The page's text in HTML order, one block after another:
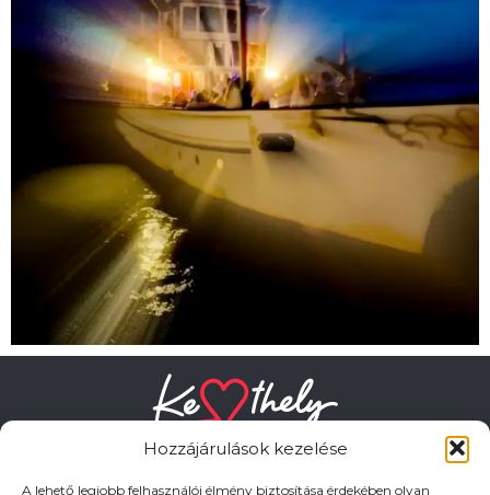
Hozzájárulások kezelése
A lehető legjobb felhasználói élmény biztosítása érdekében olyan